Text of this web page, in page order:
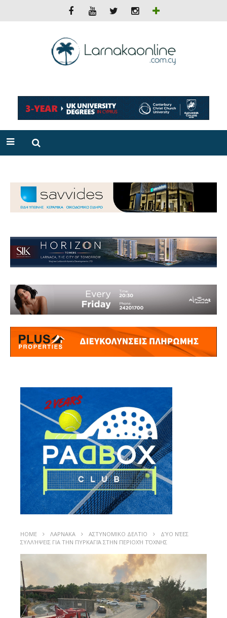
HOME ΛΑΡΝΑΚΑ ΑΣΤΥΝΟΜΙΚΟ ΔΕΛΤΙΟ
ΔΎΟ ΝΈΕΣ
ΣΥΛΛΉΨΕΙΣ ΓΙΑ ΤΗΝ ΠΥΡΚΑΓΙΆ ΣΤΗΝ ΠΕΡΙΟΧΉ ΤΌΧΝΗΣ